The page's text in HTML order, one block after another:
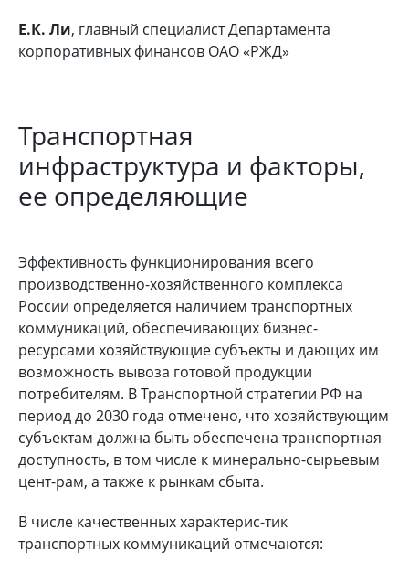
Е.К. Ли, главный специалист Департамента
корпоративных финансов ОАО «РЖД»
Транспортная
инфраструктура и факторы,
ее определяющие
Эффективность функционирования всего
производственно-хозяйственного комплекса
России определяется наличием транспортных
коммуникаций, обеспечивающих бизнес-
ресурсами хозяйствующие субъекты и дающих им
возможность вывоза готовой продукции
потребителям. В Транспортной стратегии РФ на
период до 2030 года отмечено, что хозяйствующим
субъектам должна быть обеспечена транспортная
доступность, в том числе к минерально-сырьевым
цент-рам, а также к рынкам сбыта.
В числе качественных характерис-тик
транспортных коммуникаций отмечаются: